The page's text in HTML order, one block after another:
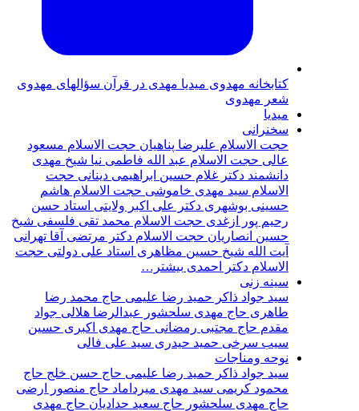
كتابخانه مهدوى ميديا مهدی در قرآن سؤالهای مهدوی
شعر مهدوى
ميديا
سخنرانى
حجت الاسلام عليرضا پناهيان حجت الاسلام مسعود
عالی حجت الاسلام عبد الله فاطمى نيا شيخ مهدى
دانشمند دکتر غلام حسين ابراهيمی دينانی حجت
الاسلام سيد مهدى خاموشى حجت الاسلام هاشم
حسينى بوشهرى دكتر على اكبر ولايتى استاد حسن
رحيم پور‌ ازغدی‌ حجت‌ الاسلام محمد تقی فلسفی شيخ
حسين انصاريان حجت‌ الاسلام دکتر مرتضی آقا تهرانی
آيت الله شيخ حسين مظاهری استاد علی دولتی حجت
الاسلام دکتر احمدی بیشتر…
سينه زنى
سيد جواد ذاكر حميد رضا عليمى حاج محمد رضا
طاهری حاج مهدی سلحشور عبدالرضا هلالی جواد
مقدم حاج مجتبی رمضانی حاج مهدی اکبری حسین
سیب سرخی حمید حیدری سید علی فالی
نوحه ومناجات
سيد جواد ذاكر حميد رضا عليمى حاج حسن خلج حاج
محمود كريمى سيد مهدى ميرداماد حاج منصور ارضی
حاج مهدی سلحشور حاج سعيد حداديان حاج مهدى